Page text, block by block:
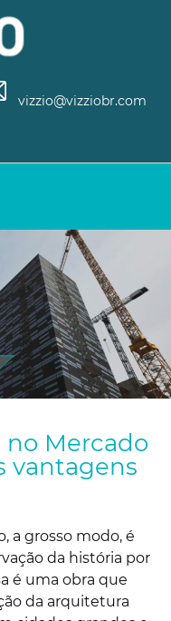
vizzio@vizziobr.com
Mercado
vantagens
a grosso modo, é
da história por
é uma obra que
da arquitetura